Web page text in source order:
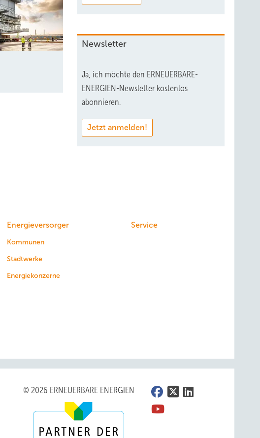
Newsletter
Ja, ich möchte den ERNEUERBARE-
ENERGIEN-Newsletter kostenlos
abonnieren.
Jetzt anmelden!
Energieversorger
Kommunen
Stadtwerke
Energiekonzerne
Service
© 2026 ERNEUERBARE ENERGIEN